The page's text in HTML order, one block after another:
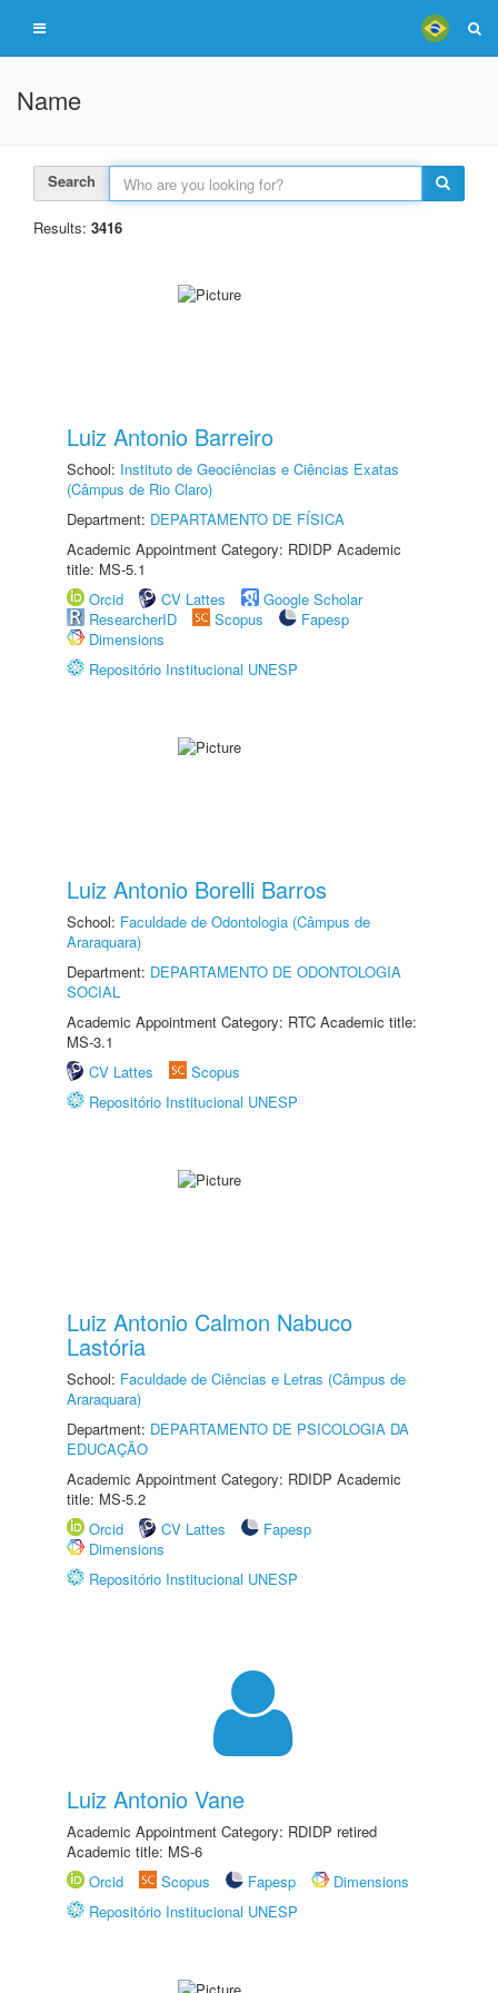
Name
Search
Results: 3416
Luiz Antonio Barreiro
School: Instituto de Geociências e Ciências Exatas
(Câmpus de Rio Claro)
Department: DEPARTAMENTO DE FÍSICA
Academic Appointment Category: RDIDP Academic
title: MS-5.1
Orcid
CV Lattes
Google Scholar
ResearcherID
Scopus
Fapesp
Dimensions
Repositório Institucional UNESP
Luiz Antonio Borelli Barros
School: Faculdade de Odontologia (Câmpus de
Araraquara)
Department: DEPARTAMENTO DE ODONTOLOGIA
SOCIAL
Academic Appointment Category: RTC Academic title:
MS-3.1
CV Lattes
Scopus
Repositório Institucional UNESP
Luiz Antonio Calmon Nabuco
Lastória
School: Faculdade de Ciências e Letras (Câmpus de
Araraquara)
Department: DEPARTAMENTO DE PSICOLOGIA DA
EDUCAÇÃO
Academic Appointment Category: RDIDP Academic
title: MS-5.2
Orcid
CV Lattes
Fapesp
Dimensions
Repositório Institucional UNESP
Luiz Antonio Vane
Academic Appointment Category: RDIDP retired
Academic title: MS-6
Orcid
Scopus Fapesp
Dimensions
Repositório Institucional UNESP